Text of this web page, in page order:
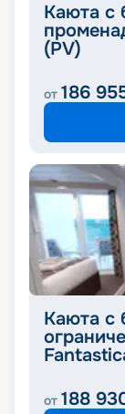
Каюта с
(PV)
от 186
Каюта с
от 188